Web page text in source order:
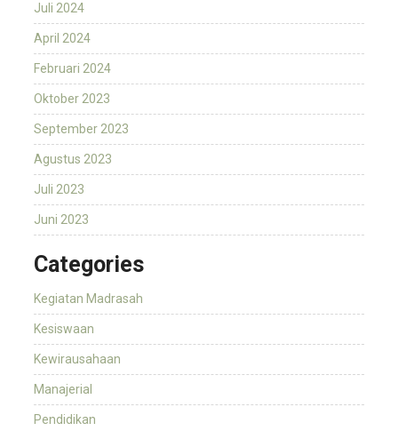
Juli 2024
April 2024
Februari 2024
Oktober 2023
September 2023
Agustus 2023
Juli 2023
Juni 2023
Categories
Kegiatan Madrasah
Kesiswaan
Kewirausahaan
Manajerial
Pendidikan